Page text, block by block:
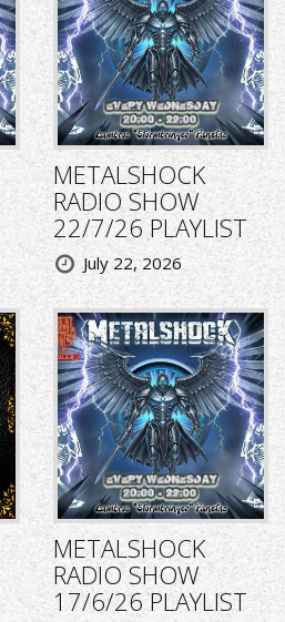
METALSHOCK
RADIO SHOW
22/7/26 PLAYLIST
July 22, 2026
METALSHOCK
RADIO SHOW
17/6/26 PLAYLIST